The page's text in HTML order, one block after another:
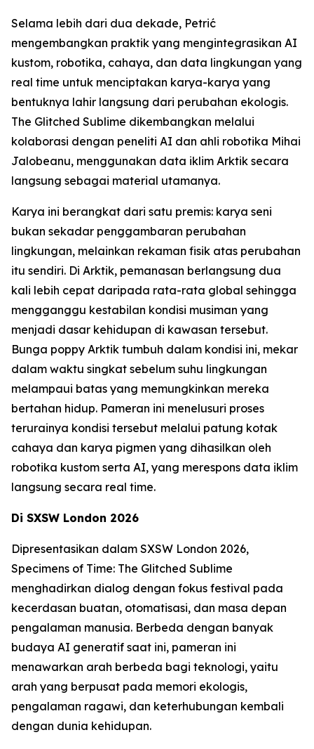
Selama lebih dari dua dekade, Petrić
mengembangkan praktik yang mengintegrasikan AI
kustom, robotika, cahaya, dan data lingkungan yang
real time untuk menciptakan karya-karya yang
bentuknya lahir langsung dari perubahan ekologis.
The Glitched Sublime dikembangkan melalui
kolaborasi dengan peneliti AI dan ahli robotika Mihai
Jalobeanu, menggunakan data iklim Arktik secara
langsung sebagai material utamanya.
Karya ini berangkat dari satu premis: karya seni
bukan sekadar penggambaran perubahan
lingkungan, melainkan rekaman fisik atas perubahan
itu sendiri. Di Arktik, pemanasan berlangsung dua
kali lebih cepat daripada rata-rata global sehingga
mengganggu kestabilan kondisi musiman yang
menjadi dasar kehidupan di kawasan tersebut.
Bunga poppy Arktik tumbuh dalam kondisi ini, mekar
dalam waktu singkat sebelum suhu lingkungan
melampaui batas yang memungkinkan mereka
bertahan hidup. Pameran ini menelusuri proses
terurainya kondisi tersebut melalui patung kotak
cahaya dan karya pigmen yang dihasilkan oleh
robotika kustom serta AI, yang merespons data iklim
langsung secara real time.
Di SXSW London 2026
Dipresentasikan dalam SXSW London 2026,
Specimens of Time: The Glitched Sublime
menghadirkan dialog dengan fokus festival pada
kecerdasan buatan, otomatisasi, dan masa depan
pengalaman manusia. Berbeda dengan banyak
budaya AI generatif saat ini, pameran ini
menawarkan arah berbeda bagi teknologi, yaitu
arah yang berpusat pada memori ekologis,
pengalaman ragawi, dan keterhubungan kembali
dengan dunia kehidupan.